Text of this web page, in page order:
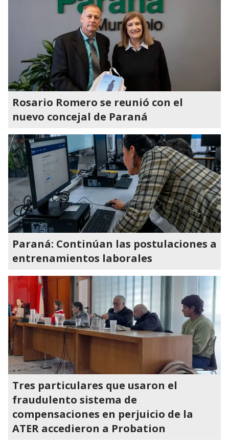
Rosario Romero se reunió con el
nuevo concejal de Paraná
Paraná: Continúan las postulaciones a
entrenamientos laborales
Tres particulares que usaron el
fraudulento sistema de
compensaciones en perjuicio de la
ATER accedieron a Probation